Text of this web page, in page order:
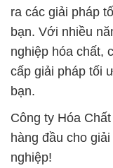
ra các giải pháp
bạn. Với nhiều
nghiệp hóa chất,
cấp giải pháp tối
bạn.
Công ty Hóa
hàng đầu cho
nghiệp!